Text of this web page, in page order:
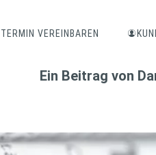
TERMIN VEREINBAREN
auch jetzt
Ein Beitrag von